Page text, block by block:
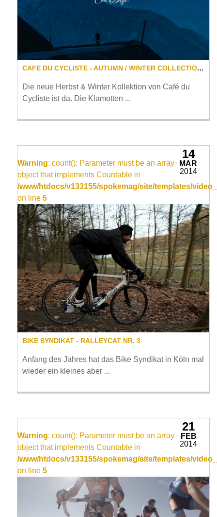
CAFE DU CYCLISTE - AUTUMN / WINTER COLLECTION 2014
Die neue Herbst & Winter Kollektion von Café du
Cycliste ist da. Die Klamotten ...
Warning: count(): Parameter must be an array or an
object that implements Countable in
/www/htdocs/v133155/spokemag/site/templates/
on line 5
BIKE SYNDIKAT - RALLEYCAT NR. 3
Anfang des Jahres hat das Bike Syndikat in Köln mal
wieder ein kleines aber ...
14
MAR
2014
Warning: count(): Parameter must be an array or an
object that implements Countable in
/www/htdocs/v133155/spokemag/site/templates/
on line 5
21
FEB
2014